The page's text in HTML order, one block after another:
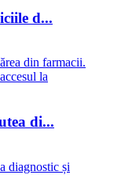
d...
di...